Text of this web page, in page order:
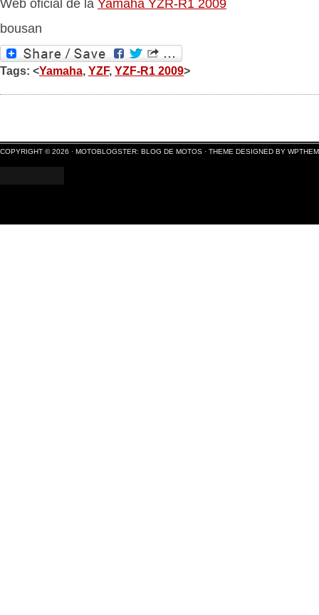
Web oficial de la Yamaha YZR-R1 2009
bousan
Tags: <Yamaha, YZF, YZF-R1 2009>
COPYRIGHT © 2026 · MOTOBLOGSTER: BLOG DE MOTOS · THEME DESIGNED BY